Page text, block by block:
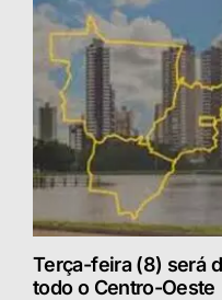
Terça-feira (8) será
todo o Centro-Oeste